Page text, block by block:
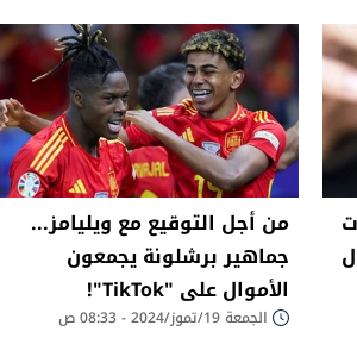
من أجل التوقيع مع ويليامز...
جماهير برشلونة يجمعون
الأموال على "TikTok"!
الجمعة 19/تموز/2024 - 08:33 ص